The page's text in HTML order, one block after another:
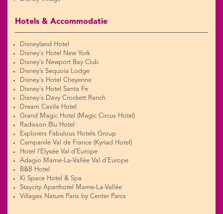
Hotels & Accommodatie
Disneyland Hotel
Disney's Hotel New York
Disney's Newport Bay Club
Disney’s Sequoia Lodge
Disney's Hotel Cheyenne
Disney's Hotel Santa Fe
Disney's Davy Crockett Ranch
Dream Castle Hotel
Grand Magic Hotel (Magic Circus Hotel)
Radisson Blu Hotel
Explorers Fabulous Hotels Group
Campanile Val de France (Kyriad Hotel)
Hotel l’Elysée Val d’Europe
Adagio Marne-La-Vallée Val d’Europe
B&B Hotel
Ki Space Hotel & Spa
Staycity Aparthotel Marne-La-Vallée
Villages Nature Paris by Center Parcs